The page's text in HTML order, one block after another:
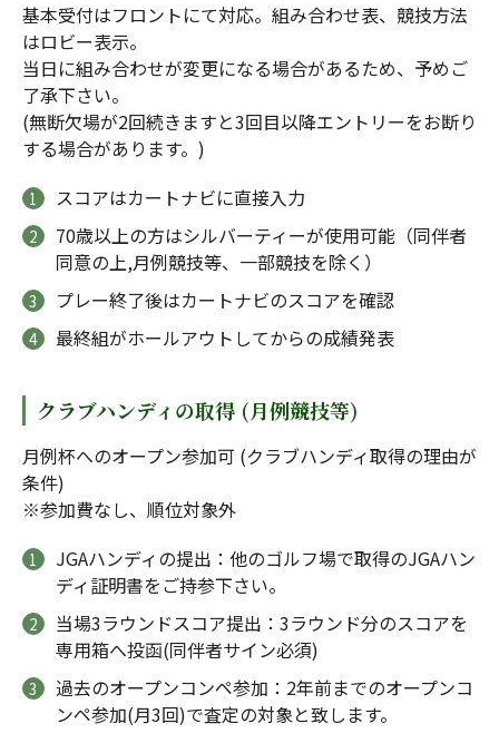
基本受付はフロントにて対応。組み合わせ表、競技方法
はロビー表示。
当日に組み合わせが変更になる場合があるため、予めご
了承下さい。
(無断欠場が2回続きますと3回目以降エントリーをお断り
する場合があります。)
スコアはカートナビに直接入力
70歳以上の方はシルバーティーが使用可能（同伴者
同意の上,月例競技等、一部競技を除く）
プレー終了後はカートナビのスコアを確認
最終組がホールアウトしてからの成績発表
クラブハンディの取得 (月例競技等)
月例杯へのオープン参加可 (クラブハンディ取得の理由が
条件)
※参加費なし、順位対象外
JGAハンディの提出：他のゴルフ場で取得のJGAハン
ディ証明書をご持参下さい。
当場3ラウンドスコア提出：3ラウンド分のスコアを
専用箱へ投函(同伴者サイン必須)
過去のオープンコンペ参加：2年前までのオープンコ
ンペ参加(月3回)で査定の対象と致します。